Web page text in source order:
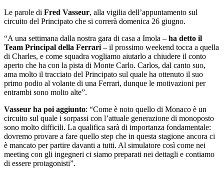
Le parole di Fred Vasseur, alla vigilia dell’appuntamento sul
circuito del Principato che si correrà domenica 26 giugno.
“A una settimana dalla nostra gara di casa a Imola – ha detto il
Team Principal della Ferrari – il prossimo weekend tocca a quella
di Charles, e come squadra vogliamo aiutarlo a chiudere il conto
aperto che ha con la pista di Monte Carlo. Carlos, dal canto suo,
ama molto il tracciato del Principato sul quale ha ottenuto il suo
primo podio al volante di una Ferrari, dunque le motivazioni per
entrambi sono molto alte”.
Vasseur ha poi aggiunto: “Come è noto quello di Monaco è un
circuito sul quale i sorpassi con l’attuale generazione di monoposto
sono molto difficili. La qualifica sarà di importanza fondamentale:
dovremo provare a fare quello step che in questa stagione ancora ci
è mancato per partire davanti a tutti. Al simulatore così come nei
meeting con gli ingegneri ci siamo preparati nei dettagli e contiamo
di essere protagonisti”.